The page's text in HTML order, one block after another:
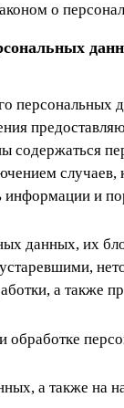
о
персональных
случаев,
и
данных, их
а также
обработке
а также на